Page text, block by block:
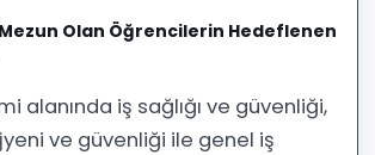
Olan Öğrencilerin Hedeflenen
alanında iş sağlığı ve güvenliği,
ve güvenliği ile genel iş